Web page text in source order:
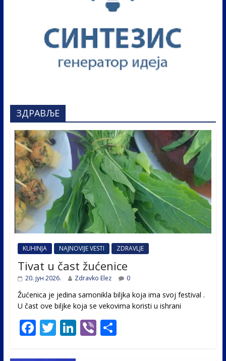
ЗДРАВЉЕ
KUHINJA NAJNOVIJE VESTI ZDRAVLJE
Tivat u čast žućenice
20. јун 2026. Zdravko Elez 0
Žućenica je jedina samonikla biljka koja ima svoj festival .
U čast ovе biljke koja se vekovima koristi u ishrani
F T Li Vi S